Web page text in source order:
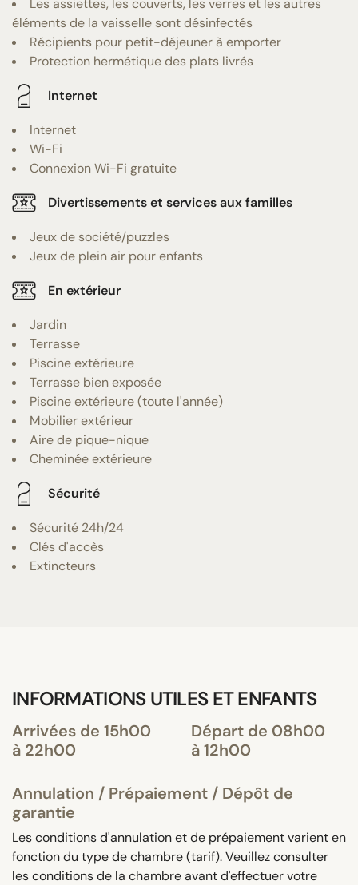
éléments de la vaisselle sont désinfectés
Récipients pour petit-déjeuner à emporter
Protection hermétique des plats livrés
Internet
Internet
Wi-Fi
Connexion Wi-Fi gratuite
Divertissements et services aux familles
Jeux de société/puzzles
Jeux de plein air pour enfants
En extérieur
Jardin
Terrasse
Piscine extérieure
Terrasse bien exposée
Piscine extérieure (toute l'année)
Mobilier extérieur
Aire de pique-nique
Cheminée extérieure
Sécurité
Sécurité 24h/24
Clés d'accès
Extincteurs
INFORMATIONS UTILES ET ENFANTS
Arrivées de 15h00
à 22h00
Départ de 08h00
à 12h00
Annulation / Prépaiement / Dépôt de
garantie
Les conditions d'annulation et de prépaiement varient en
fonction du type de chambre (tarif). Veuillez consulter
les conditions de la chambre avant d'effectuer votre